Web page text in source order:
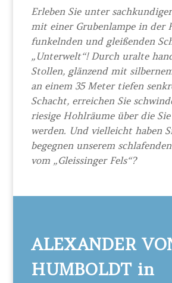
Erleben Sie unter
mit einer Grubenlampe in der
funkelnden und gleißenden
„Unterwelt“! Durch uralte
Stollen, glänzend mit
an einem 35 Meter tiefen
Schacht, erreichen Sie
riesige Hohlräume über die
werden. Und vielleicht haben
begegnen unserem
vom „Gleissinger Fels“?
ALEXANDER
HUMBOLDT in